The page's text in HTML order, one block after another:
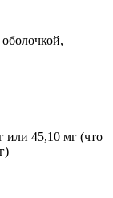
или 45,10 мг (что